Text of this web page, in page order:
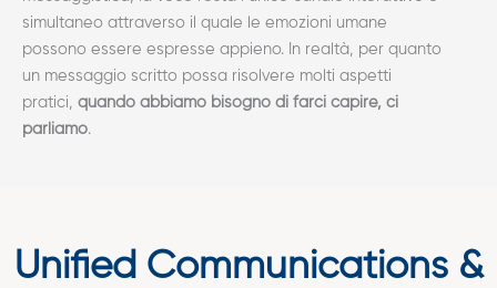
simultaneo attraverso il quale le emozioni umane
possono essere espresse appieno. In realtà, per quanto
un messaggio scritto possa risolvere molti aspetti
pratici, quando abbiamo bisogno di farci capire, ci
parliamo.
Unified Communications &